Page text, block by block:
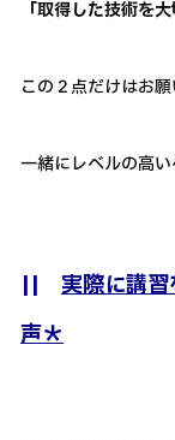
「取得した技術を
この２点だけはお願
一緒にレベルの高
|| 実際に講
声＊